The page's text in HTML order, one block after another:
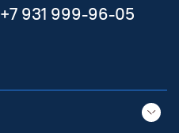
+7 931 999-96-05